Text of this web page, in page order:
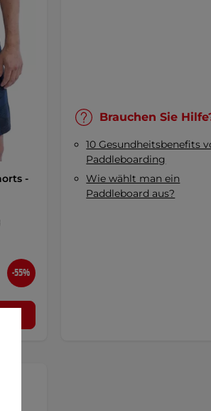
-
-55%
Brauchen Sie
10 Gesundheitsbenefits
Paddleboarding
Wie wählt man ein
Paddleboard aus?